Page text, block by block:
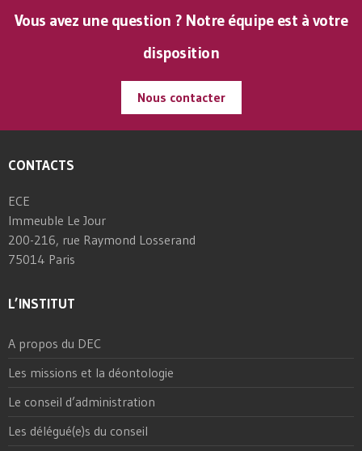
Vous avez une question ? Notre équipe est à votre
disposition
Nous contacter
CONTACTS
ECE
Immeuble Le Jour
200-216, rue Raymond Losserand
75014 Paris
L’INSTITUT
A propos du DEC
Les missions et la déontologie
Le conseil d’administration
Les délégué(e)s du conseil